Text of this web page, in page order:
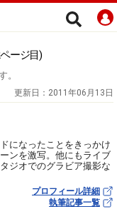
ージ目)
。
更新日： 2011年06月13日
になったことをきっかけ
ンを激写。他にもライブ
ジオでのグラビア撮影な
プロフィール詳細
執筆記事一覧